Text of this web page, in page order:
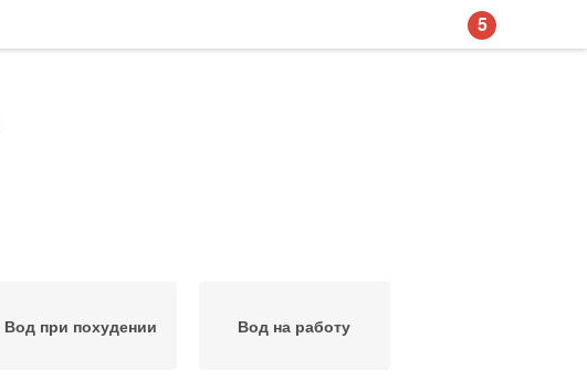
Вод при похудении Вод на работу
5